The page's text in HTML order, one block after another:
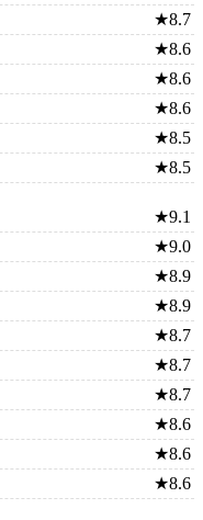
★8.7
★8.6
★8.6
★8.6
★8.5
★8.5
★9.1
★9.0
★8.9
★8.9
★8.7
★8.7
★8.7
★8.6
★8.6
★8.6